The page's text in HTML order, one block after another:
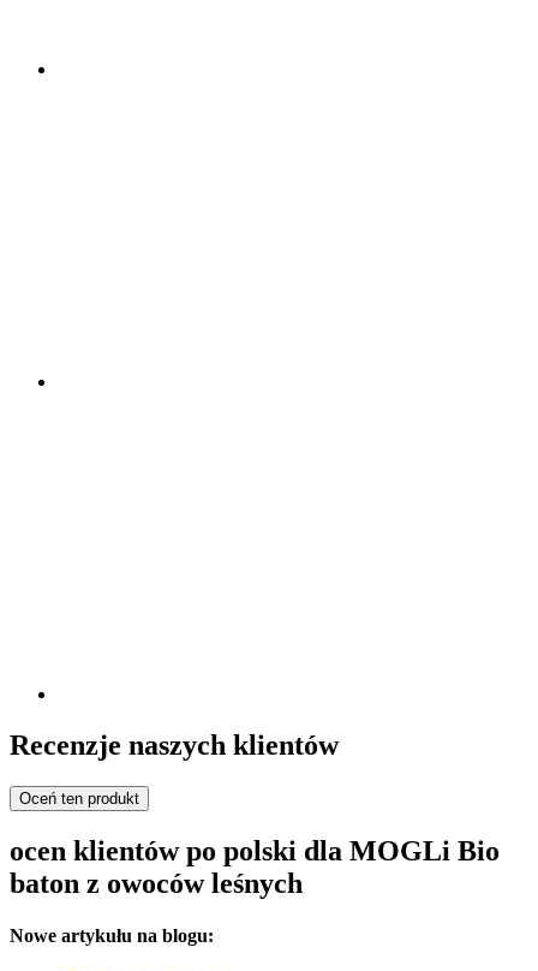
Recenzje naszych klientów
Oceń ten produkt
ocen klientów po polski dla MOGLi Bio
baton z owoców leśnych
Nowe artykułu na blogu: